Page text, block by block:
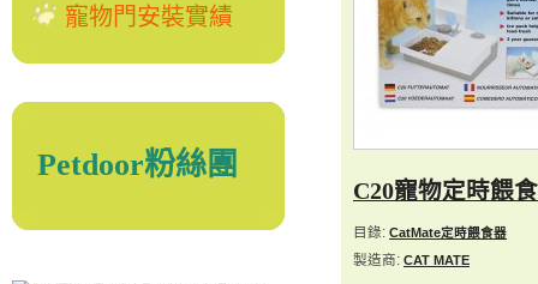
寵物門安裝實績
Petdoor粉絲團
C20寵物定時餵
目錄: CatMate定時餵食器
製造商: CAT MATE